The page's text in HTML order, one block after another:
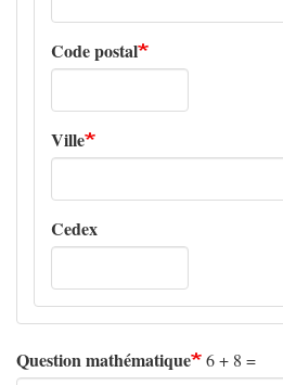
Code postal
Ville
Cedex
Question mathématique 6 + 8 =